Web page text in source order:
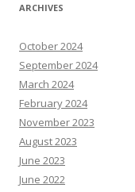
ARCHIVES
October 2024
September 2024
March 2024
February 2024
November 2023
August 2023
June 2023
June 2022